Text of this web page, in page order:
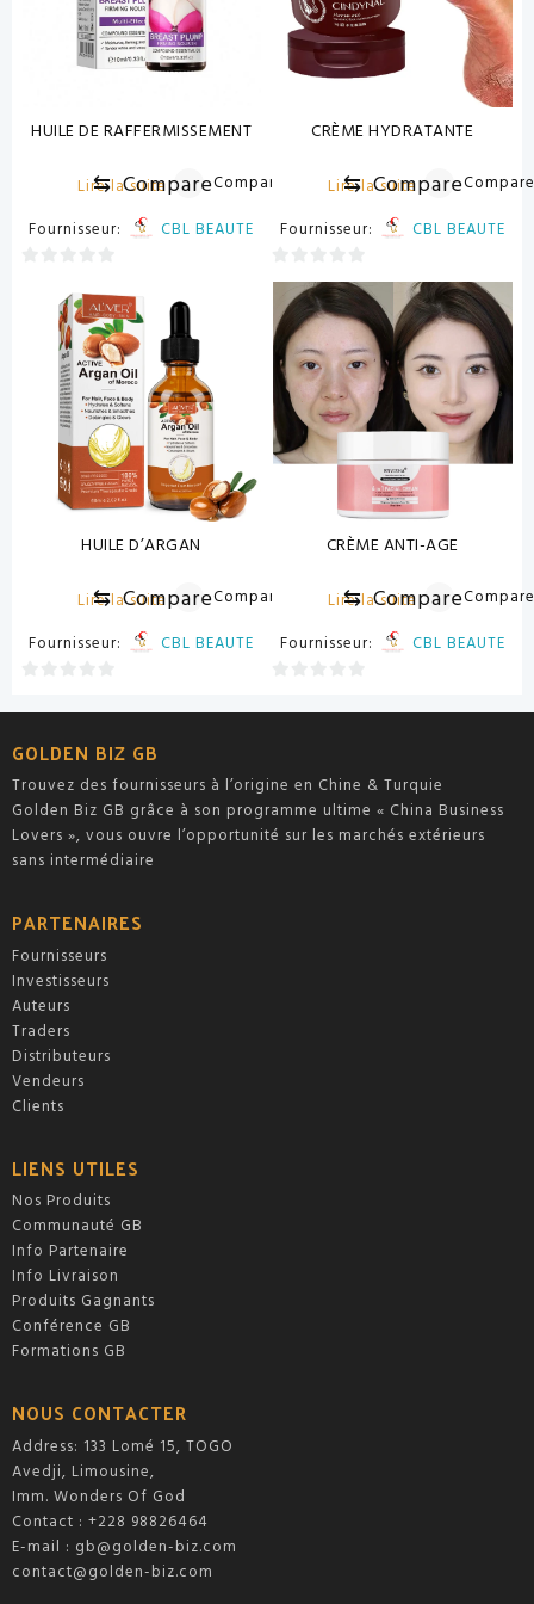
HUILE DE RAFFERMISSEMENT
Lire la suite
⇆ CompareCompare
Fournisseur:
CBL BEAUTE
CRÈME HYDRATANTE
Lire la suite
⇆ Compare
Fournisseur:
CBL BEAUTE
0
sur
5
HUILE D’ARGAN
Lire la suite
⇆ CompareCompare
Fournisseur:
CBL BEAUTE
sur
CRÈME ANTI-AGE
Lire la suite
⇆ Compare
Fournisseur:
CBL BEAUTE
sur
GOLDEN BIZ GB
Trouvez des fournisseurs à l’origine en Chine & Turquie
Golden Biz GB grâce à son programme ultime « China Business
Lovers », vous ouvre l’opportunité sur les marchés extérieurs
sans intermédiaire
PARTENAIRES
Fournisseurs
Investisseurs
Auteurs
Traders
Distributeurs
Vendeurs
Clients
LIENS UTILES
Nos Produits
Communauté GB
Info Partenaire
Info Livraison
Produits Gagnants
Conférence GB
Formations GB
NOUS CONTACTER
Address: 133 Lomé 15, TOGO
Avedji, Limousine,
Imm. Wonders Of God
Contact : +228 98826464
E-mail : gb@golden-biz.com
contact@golden-biz.com